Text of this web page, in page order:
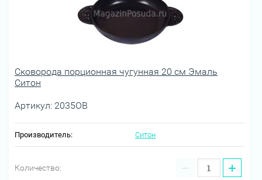
Сковорода порционная чугунная 20 см Эмаль
Ситон
Артикул: 2035ОВ
Производитель: Ситон
Количество: − +